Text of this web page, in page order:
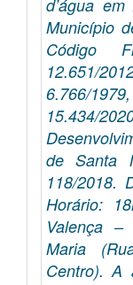
d’água
Município
Código
12.651/
6.766/
15.434/
de Santa
118/2018.
Horário:
Valença –
Maria
Centro). A